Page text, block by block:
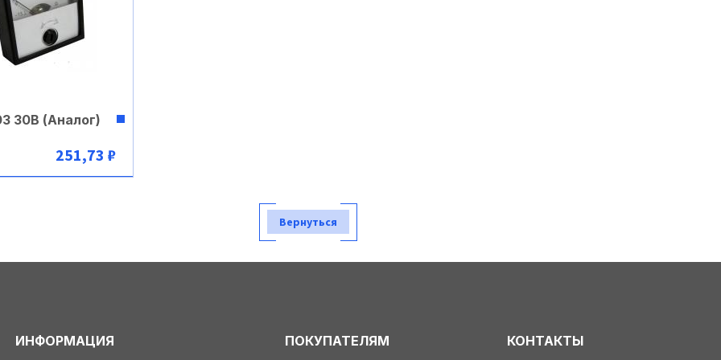
30В (Аналог)
251,73 ₽
Вернуться
ИНФОРМАЦИЯ ПОКУПАТЕЛЯМ КОНТАКТЫ